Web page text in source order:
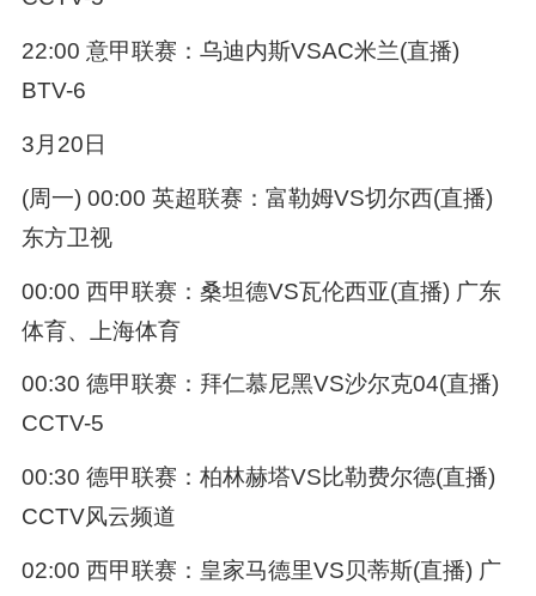
22:00 意甲联赛：乌迪内斯VSAC米兰(直播)
BTV-6
3月20日
(周一) 00:00 英超联赛：富勒姆VS切尔西(直播)
东方卫视
00:00 西甲联赛：桑坦德VS瓦伦西亚(直播) 广东
体育、上海体育
00:30 德甲联赛：拜仁慕尼黑VS沙尔克04(直播)
CCTV-5
00:30 德甲联赛：柏林赫塔VS比勒费尔德(直播)
CCTV风云频道
02:00 西甲联赛：皇家马德里VS贝蒂斯(直播) 广